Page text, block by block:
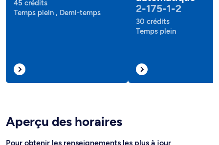
45 crédits
Temps plein , Demi-temps
2-175-1-2
30 crédits
Temps plein
Aperçu des horaires
Pour obtenir les renseignements les plus à jour